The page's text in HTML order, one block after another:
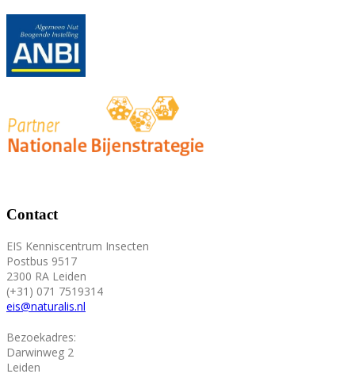
Contact
EIS Kenniscentrum Insecten
Postbus 9517
2300 RA Leiden
(+31) 071 7519314
eis@naturalis.nl
Bezoekadres:
Darwinweg 2
Leiden